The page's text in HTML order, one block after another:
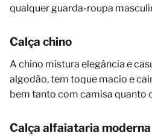
qualquer guarda-roupa
Calça chino
A chino mistura elegância e
algodão, tem toque macio e
bem tanto com camisa quanto
Calça alfaiataria moderna